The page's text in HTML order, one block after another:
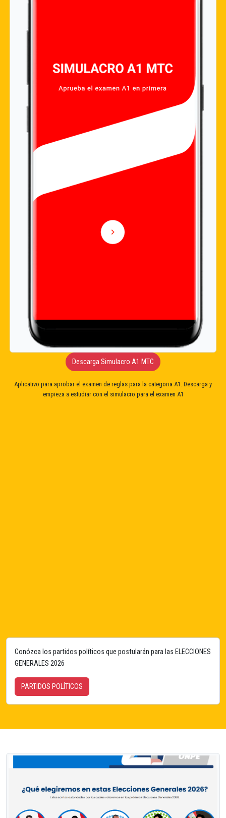
Descarga Simulacro A1 MTC
Aplicativo para aprobar el examen de reglas para la categoria A1. Descarga y
empieza a estudiar con el simulacro para el examen A1
Conózca los partidos políticos que postularán para las ELECCIONES
GENERALES 2026
PARTIDOS POLÍTICOS